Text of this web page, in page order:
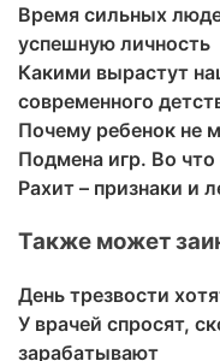
Время сильных
успешную личность
Какими вырастут
современного
Почему ребенок не
Подмена игр. Во
Рахит – признаки и
Также может
День трезвости
У врачей спросят,
зарабатывают